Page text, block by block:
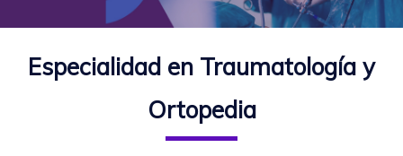
Especialidad en Traumatología y
Ortopedia